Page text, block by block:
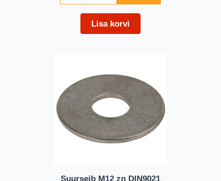
Lisa korvi
Suurseib M12 zn DIN9021